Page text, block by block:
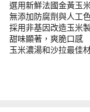
選用新鮮法國金黃玉
無添加防腐劑與人工
採用非基因改造玉米
甜味顯著，爽脆口感
玉米濃湯和沙拉最佳